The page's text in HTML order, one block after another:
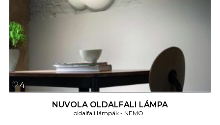
4
NUVOLA OLDALFALI LÁMPA
oldalfali lámpák NEMO